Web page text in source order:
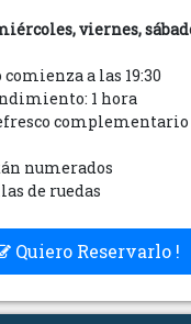
viernes,
a las 19:30
1 hora
numerados
de ruedas
Quiero Reservarlo !